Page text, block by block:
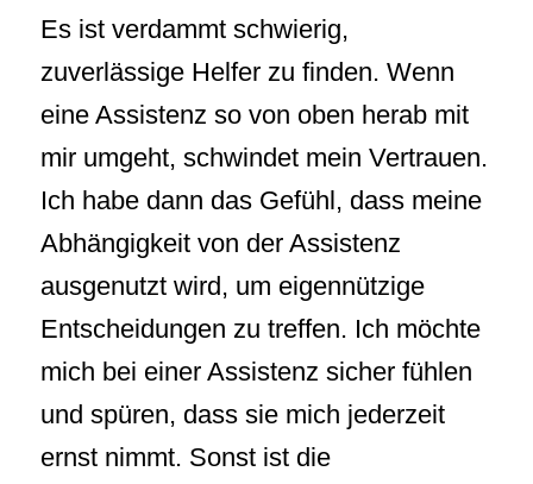
Es ist verdammt schwierig,
zuverlässige Helfer zu finden. Wenn
eine Assistenz so von oben herab mit
mir umgeht, schwindet mein Vertrauen.
Ich habe dann das Gefühl, dass meine
Abhängigkeit von der Assistenz
ausgenutzt wird, um eigennützige
Entscheidungen zu treffen. Ich möchte
mich bei einer Assistenz sicher fühlen
und spüren, dass sie mich jederzeit
ernst nimmt. Sonst ist die